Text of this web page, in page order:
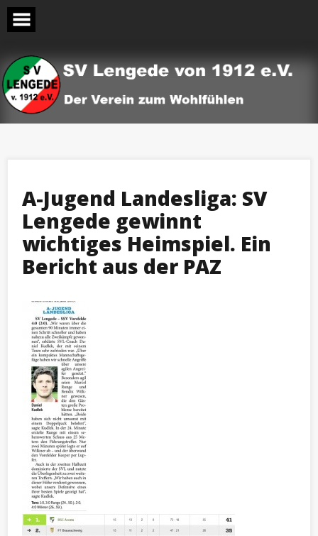
Skip
content
A-Jugend Landesliga: SV
Lengede gewinnt
wichtiges Heimspiel. Ein
Bericht aus der PAZ